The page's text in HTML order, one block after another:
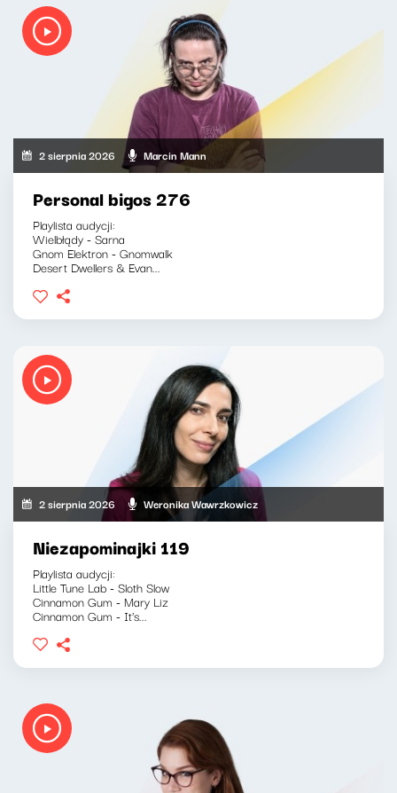
2 sierpnia 2026 Marcin Mann
Personal bigos 276
Playlista audycji:
Wielbłądy - Sarna
Gnom Elektron - Gnomwalk
Desert Dwellers & Evan...
2 sierpnia 2026 Weronika Wawrzkowicz
Niezapominajki 119
Playlista audycji:
Little Tune Lab - Sloth Slow
Cinnamon Gum - Mary Liz
Cinnamon Gum - It's...